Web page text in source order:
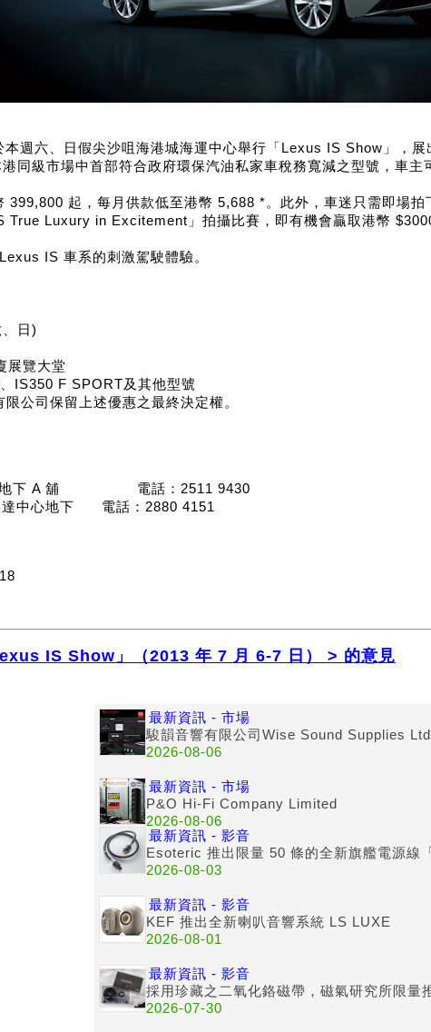
週六、日假尖沙咀海港城海運中心舉行「Lexus IS Show」，
同級市場中首部符合政府環保汽油私家車稅務寬減之型號，車主
399,800 起，每月供款低至港幣 5,688 *。此外，車迷只需即場
Luxury in Excitement」拍攝比賽，即有機會贏取港幣
IS 車系的刺激駕駛體驗。
日)
展覽大堂
IS350 F SPORT及其他型號
公司保留上述優惠之最終決定權。
下 A 舖
電話：2511 9430
中心地下
電話：2880 4151
IS Show」（2013 年 7 月 6-7 日） > 的意見
最新資訊 - 市場
駿韻音響有限公司Wise Sound Supplies
2026-08-06
最新資訊 - 市場
P&O Hi-Fi Company Limited
2026-08-06
最新資訊 - 影音
Esoteric 推出限量 50 條的全新旗艦電源線
2026-08-03
最新資訊 - 影音
KEF 推出全新喇叭音響系統 LS LUXE
2026-08-01
最新資訊 - 影音
採用珍藏之二氧化鉻磁帶，磁氣研究所限
2026-07-30